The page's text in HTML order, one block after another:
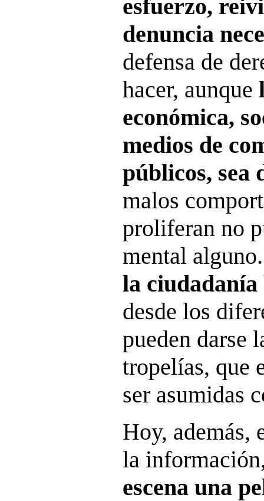
esfuerzo,
denuncia
defensa de
hacer, aunque
económica,
medios de
públicos, sea
malos
proliferan no
mental
la
desde los
pueden darse
tropelías, que
ser asumidas
Hoy, además,
la
escena una